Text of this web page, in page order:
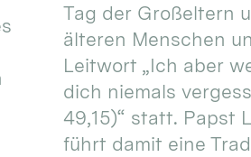
Tag der Großeltern
älteren Menschen
Leitwort „Ich aber
dich niemals
49,15)“ statt. Papst
führt damit eine